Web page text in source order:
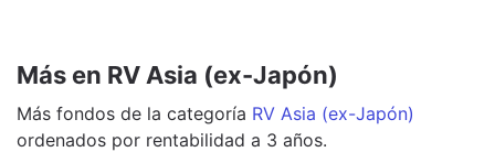
Más en RV Asia (ex-Japón)
Más fondos de la categoría RV Asia (ex-Japón)
ordenados por rentabilidad a 3 años.